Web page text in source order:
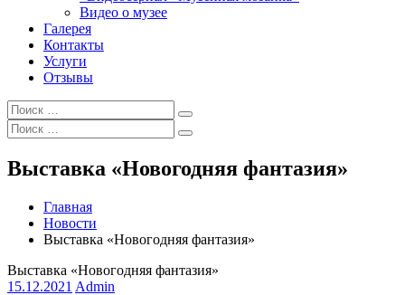
Видео о музее
Галерея
Контакты
Услуги
Отзывы
Искать:
Поиск
Искать:
Поиск
Выставка «Новогодняя фантазия»
Главная
Новости
Выставка «Новогодняя фантазия»
Выставка «Новогодняя фантазия»
15.12.2021 Admin